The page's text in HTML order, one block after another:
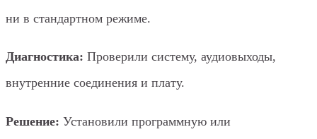
ни в стандартном режиме.
Диагностика: Проверили систему, аудиовыходы,
внутренние соединения и плату.
Решение: Установили программную или